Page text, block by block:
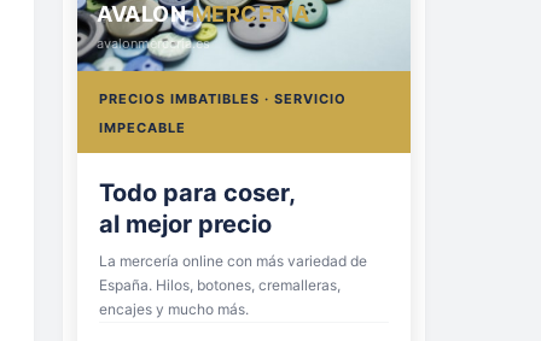
AVALONMERCERÍA
avalonmerceria.es
PRECIOS IMBATIBLES · SERVICIO
IMPECABLE
Todo para coser,
al mejor precio
La mercería online con más variedad de
España. Hilos, botones, cremalleras,
encajes y mucho más.